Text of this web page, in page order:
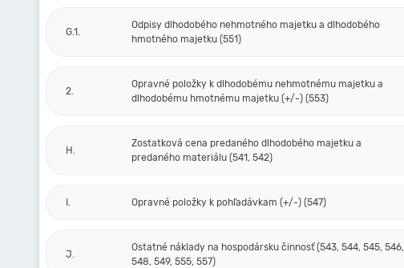
G.1.
Odpisy dlhodobého nehmotného majetku a dlhodobého
hmotného majetku (551)
2.
Opravné položky k dlhodobému nehmotnému majetku a
dlhodobému hmotnému majetku (+/-) (553)
H.
Zostatková cena predaného dlhodobého majetku a
predaného materiálu (541, 542)
I. Opravné položky k pohľadávkam (+/-) (547)
J.
Ostatné náklady na hospodársku činnosť (543, 544, 545, 546,
548, 549, 555, 557)